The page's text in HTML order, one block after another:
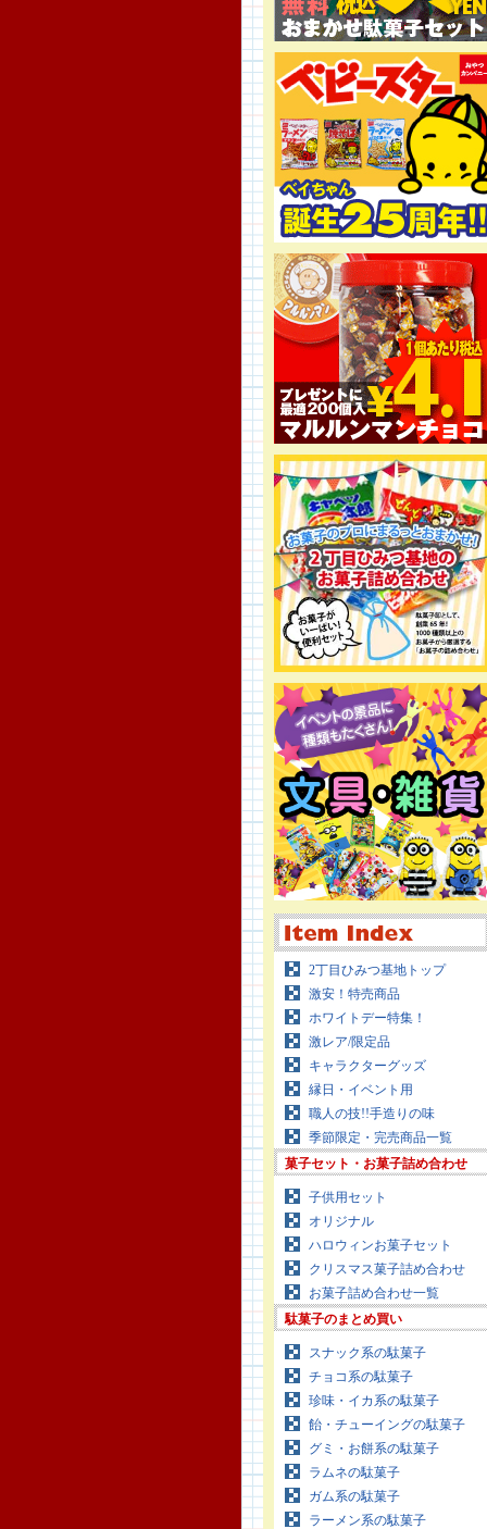
2丁目ひみつ基地トップ
激安！特売商品
ホワイトデー特集！
激レア/限定品
キャラクターグッズ
縁日・イベント用
職人の技!!手造りの味
季節限定・完売商品一覧
菓子セット・お菓子詰め合わせ
子供用セット
オリジナル
ハロウィンお菓子セット
クリスマス菓子詰め合わせ
お菓子詰め合わせ一覧
駄菓子のまとめ買い
スナック系の駄菓子
チョコ系の駄菓子
珍味・イカ系の駄菓子
飴・チューイングの駄菓子
グミ・お餅系の駄菓子
ラムネの駄菓子
ガム系の駄菓子
ラーメン系の駄菓子